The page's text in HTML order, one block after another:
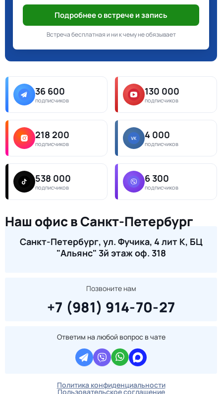
Подробнее о встрече и запись
Встреча бесплатная и ни к чему не обязывает
36 600
подписчиков
130 000
подписчиков
218 200
подписчиков
4 000
подписчиков
538 000
подписчиков
6 300
подписчиков
Наш офис в Санкт-Петербург
Санкт-Петербург, ул. Фучика, 4 лит К, БЦ
"Альянс" 3й этаж оф. 318
Позвоните нам
+7 (981) 914-70-27
Ответим на любой вопрос в чате
Политика конфиденциальности
Пользовательское соглашение